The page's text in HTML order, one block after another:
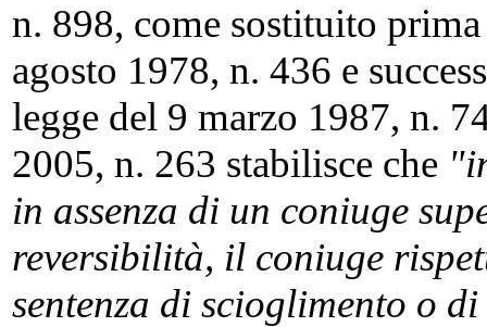
n. 898, come sostituito
agosto 1978, n. 436 e
legge del 9 marzo 1987, n.
2005, n. 263 stabilisce che
in assenza di un coniuge
reversibilità, il coniuge
sentenza di scioglimento o